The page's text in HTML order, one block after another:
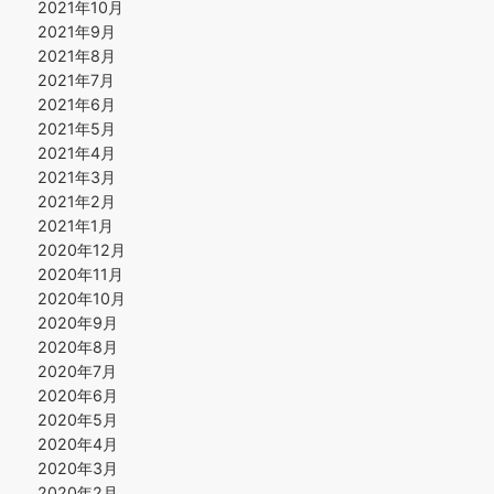
2021年10月
2021年9月
2021年8月
2021年7月
2021年6月
2021年5月
2021年4月
2021年3月
2021年2月
2021年1月
2020年12月
2020年11月
2020年10月
2020年9月
2020年8月
2020年7月
2020年6月
2020年5月
2020年4月
2020年3月